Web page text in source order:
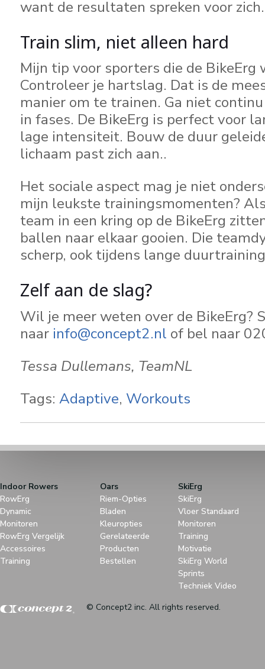
want de resultaten spreken voor zich.
Train slim, niet alleen hard
Mijn tip voor sporters die de
Controleer je hartslag. Dat is de
manier om te trainen. Ga niet
in fases. De BikeErg is perfect voor
lage intensiteit. Bouw de duur
lichaam past zich aan..
Het sociale aspect mag je niet
mijn leukste trainingsmomenten?
team in een kring op de BikeErg
ballen naar elkaar gooien. Die
scherp, ook tijdens lange
Zelf aan de slag?
Wil je meer weten over de BikeErg?
naar info@concept2.nl of bel naar
Tessa Dullemans, TeamNL
Tags: Adaptive, Workouts
Indoor Rowers
RowErg
Dynamic
Monitoren
RowErg Vergelijk
Accessoires
Training
Oars
Riem-Opties
Bladen
Kleuropties
Gerelateerde
Producten
Bestellen
SkiErg
SkiErg
Vloer Standaard
Monitoren
Training
Motivatie
SkiErg World
Sprints
Techniek Video
© Concept2 inc. All rights reserved.